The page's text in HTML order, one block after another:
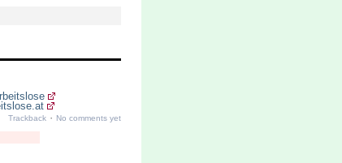
Trackback · No comments yet